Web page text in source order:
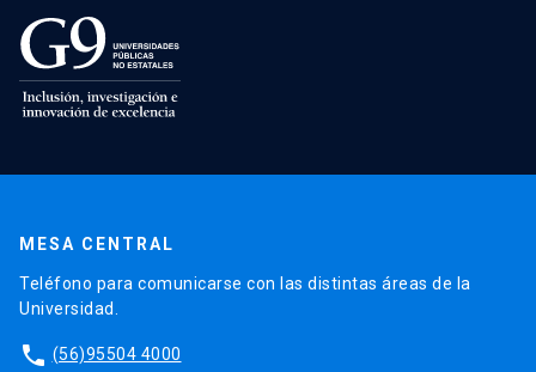
MESA CENTRAL
Teléfono para comunicarse con las distintas áreas de la
Universidad.
phone (56)95504 4000